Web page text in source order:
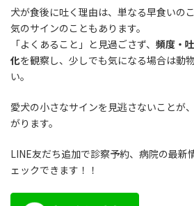
犬が食後に吐く理由は、単なる早食いの
気のサインのこともあります。
「よくあること」と見過ごさず、 頻度・
化を観察し、少しでも気になる場合は動
い。
愛犬の小さなサインを見逃さないことが
がります。
LINE友だち追加で診察予約、病院の最
ェックできます！！